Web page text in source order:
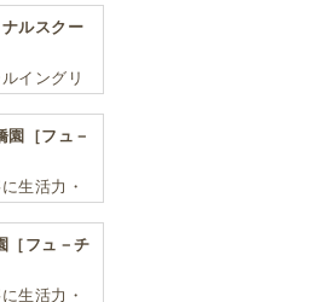
る子ども
スクール
ルスクー
イングリ
英語を学
学ぶ環境
園［フュ－
生活力・
［フュ－チ
生活力・